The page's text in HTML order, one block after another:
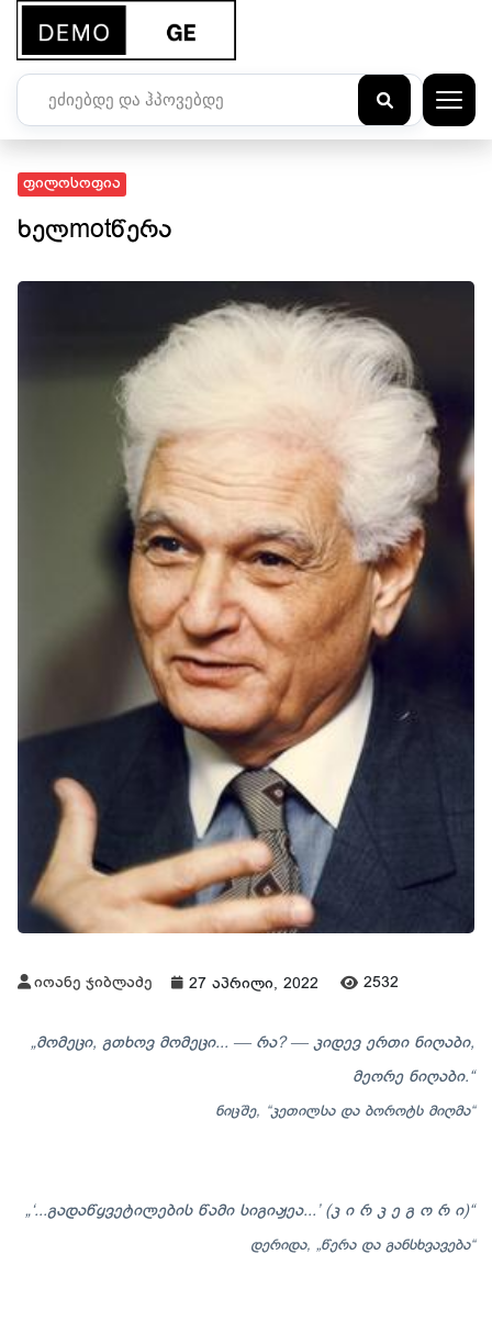
ძიება
ფილოსოფია
ხელmotწერა
იოანე ჯიბლაძე 27 აპრილი, 2022 2532
„მომეცი, გთხოვ მომეცი... — რა?— კიდევ ერთი ნიღაბი,
მეორე ნიღაბი.“
ნიცშე, “კეთილსა და ბოროტს მიღმა“
„‘...გადაწყვეტილების წამი სიგიჟეა...’ (კ ი რ კ ე გ ო რ ი)“
დერიდა, „წერა და განსხვავება“